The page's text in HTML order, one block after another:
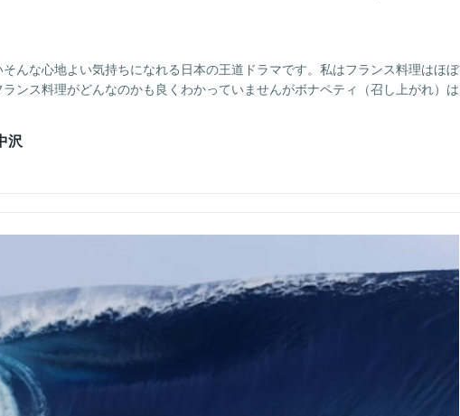
んな心地よい気持ちになれる日本の王道ドラマです。私はフランス料理はほぼ
ンス料理がどんなのかも良くわかっていませんがボナペティ（召し上がれ）は
沢